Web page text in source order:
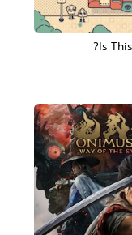
Is